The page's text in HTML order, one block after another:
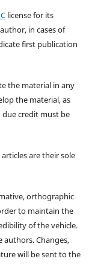
license for its
in cases of
first publication
the material in any
the material, as
due credit must be
are their sole
orthographic
to maintain the
of the vehicle.
authors. Changes,
will be sent to the